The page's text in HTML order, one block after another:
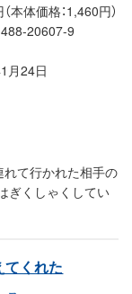
本体価格：1,460円）
20607-9
月24日
れて行かれた相手の
ぎくしゃくしてい
てくれた